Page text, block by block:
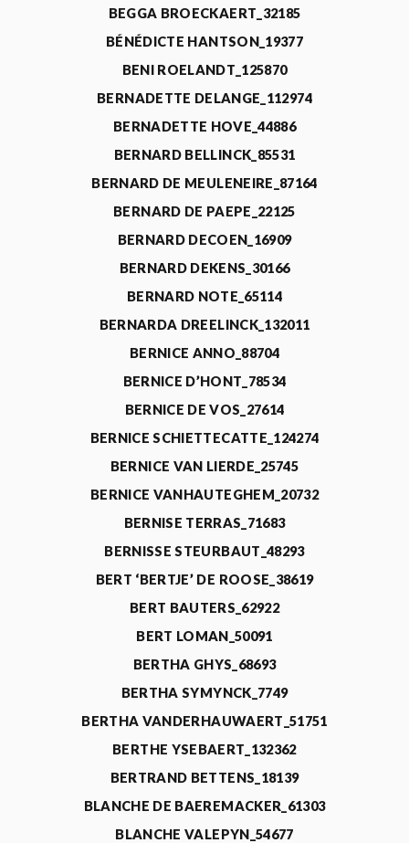
BEGGA BROECKAERT_32185
BÉNÉDICTE HANTSON_19377
BENI ROELANDT_125870
BERNADETTE DELANGE_112974
BERNADETTE HOVE_44886
BERNARD BELLINCK_85531
BERNARD DE MEULENEIRE_87164
BERNARD DE PAEPE_22125
BERNARD DECOEN_16909
BERNARD DEKENS_30166
BERNARD NOTE_65114
BERNARDA DREELINCK_132011
BERNICE ANNO_88704
BERNICE D’HONT_78534
BERNICE DE VOS_27614
BERNICE SCHIETTECATTE_124274
BERNICE VAN LIERDE_25745
BERNICE VANHAUTEGHEM_20732
BERNISE TERRAS_71683
BERNISSE STEURBAUT_48293
BERT ‘BERTJE’ DE ROOSE_38619
BERT BAUTERS_62922
BERT LOMAN_50091
BERTHA GHYS_68693
BERTHA SYMYNCK_7749
BERTHA VANDERHAUWAERT_51751
BERTHE YSEBAERT_132362
BERTRAND BETTENS_18139
BLANCHE DE BAEREMACKER_61303
BLANCHE VALEPYN_54677